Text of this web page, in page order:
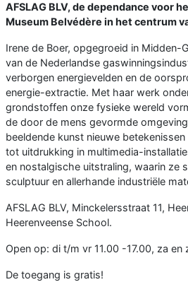
AFSLAG BLV, de dependance voor
Museum Belvédère in het centrum
Irene de Boer, opgegroeid in Midden-
van de Nederlandse
verborgen energievelden en de
energie-extractie. Met haar werk
grondstoffen onze fysieke wereld
de door de mens gevormde
beeldende kunst nieuwe
tot uitdrukking in multimedia-
en nostalgische uitstraling, waarin ze
sculptuur en allerhande industriële
AFSLAG BLV, Minckelersstraat 11,
Heerenveense School.
Open op: di t/m vr 11.00 -17.00, za en
De toegang is gratis!